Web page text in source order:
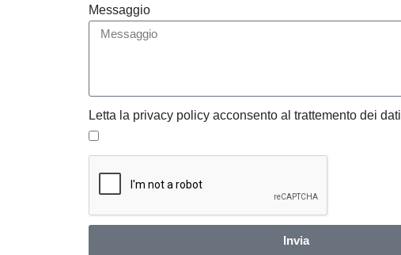
Messaggio
Letta la privacy policy acconsento al trattemento dei dati
Invia